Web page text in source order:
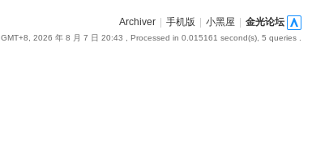
Archiver 手机版 小黑屋 金光论坛
GMT+8, 2026 年 8 月 7 日 20:43 , Processed in 0.015161 second(s), 5 queries .